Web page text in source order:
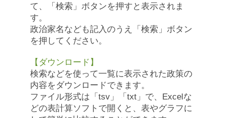
て、「検索」ボタンを押すと表示されま
す。
政治家名なども記入のうえ「検索」ボタン
を押してください。
【ダウンロード】
検索などを使って一覧に表示された政策の
内容をダウンロードできます。
ファイル形式は「tsv」「txt」で、Excelな
どの表計算ソフトで開くと、表やグラフに